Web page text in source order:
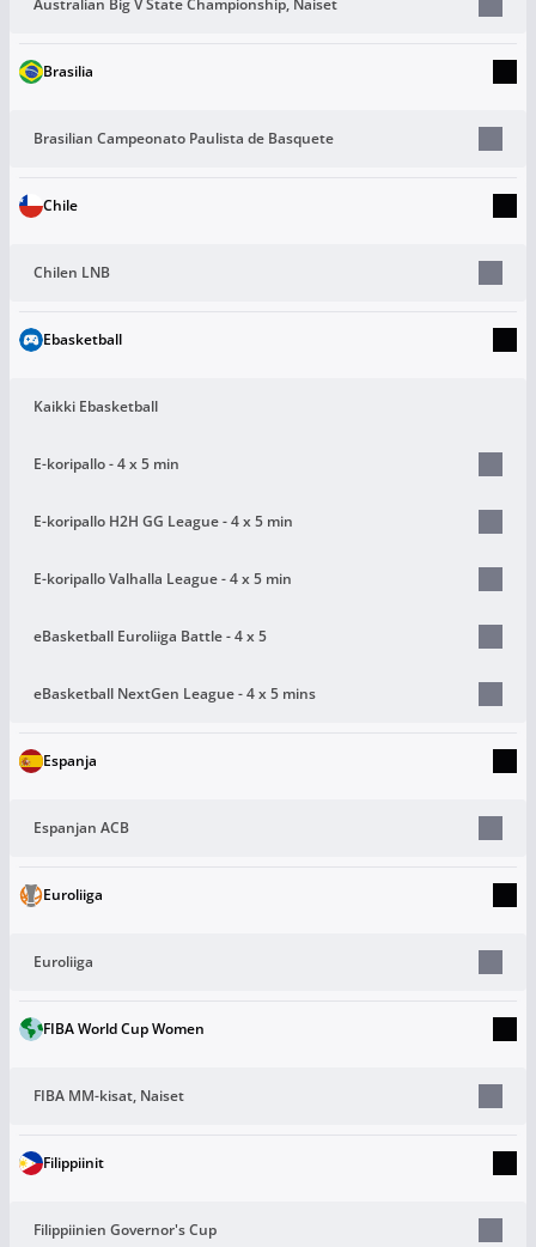
Brasilia
Brasilian Campeonato Paulista de Basquete
Chile
Chilen LNB
Ebasketball
Kaikki Ebasketball
E-koripallo - 4 x 5 min
E-koripallo H2H GG League - 4 x 5 min
E-koripallo Valhalla League - 4 x 5 min
eBasketball Euroliiga Battle - 4 x 5
eBasketball NextGen League - 4 x 5 mins
Espanja
Espanjan ACB
Euroliiga
Euroliiga
FIBA World Cup Women
FIBA MM-kisat, Naiset
Filippiinit
Filippiinien Governor's Cup